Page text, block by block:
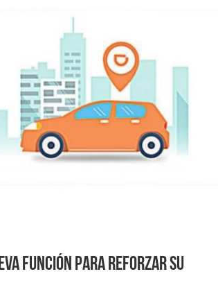
función para reforzar su